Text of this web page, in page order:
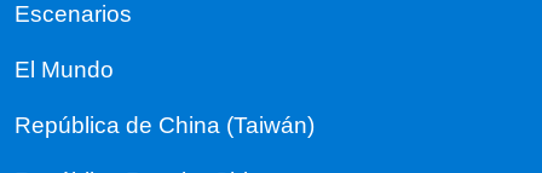
Escenarios
El Mundo
República de China (Taiwán)